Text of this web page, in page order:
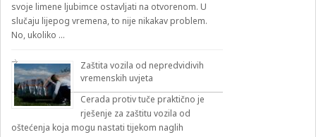
svoje limene ljubimce ostavljati na otvorenom. U
slučaju lijepog vremena, to nije nikakav problem.
No, ukoliko …
Zaštita vozila od nepredvidivih
vremenskih uvjeta
Cerada protiv tuče praktično je
rješenje za zaštitu vozila od
oštećenja koja mogu nastati tijekom naglih